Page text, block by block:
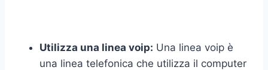
Utilizza una linea voip: Una linea voip è
una linea telefonica che utilizza il computer